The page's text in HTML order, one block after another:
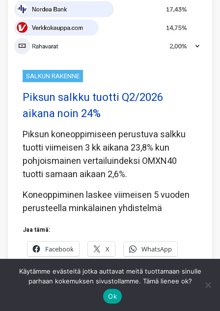
SALKUN RAKENNE
Piksun salkku tuotti Q2/2026
aikana noin 24%
Piksun koneoppimiseen perustuva salkku
tuotti viimeisen 3 kk aikana 23,8% kun
pohjoismainen vertailuindeksi OMXN40
tuotti samaan aikaan 2,6%.
Koneoppiminen laskee viimeisen 5 vuoden
perusteella minkälainen yhdistelmä
Jaa tämä:
Facebook X WhatsApp
3.8.2026 PIKSU TOIMITUS 0
Käytämme evästeitä jotka auttavat meitä tuottamaan sinulle
parhaan kokemuksen sivustollamme. Tämä lienee ok?
Ok